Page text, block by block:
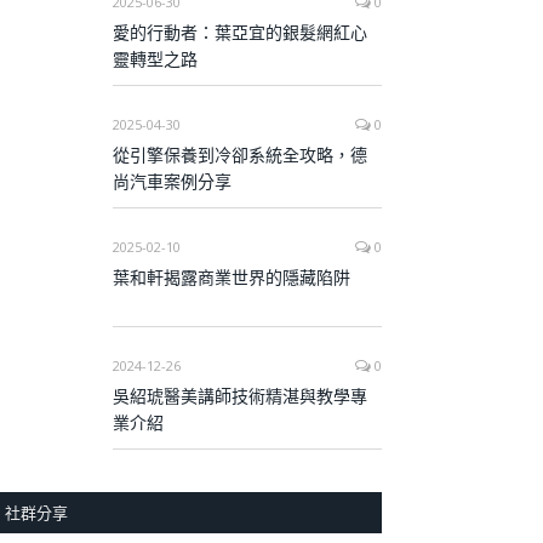
愛的行動者：葉亞宜的銀髮網紅心
靈轉型之路
2025-04-30 0
從引擎保養到冷卻系統全攻略，德
尚汽車案例分享
2025-02-10 0
葉和軒揭露商業世界的隱藏陷阱
2024-12-26 0
吳紹琥醫美講師技術精湛與教學專
業介紹
社群分享